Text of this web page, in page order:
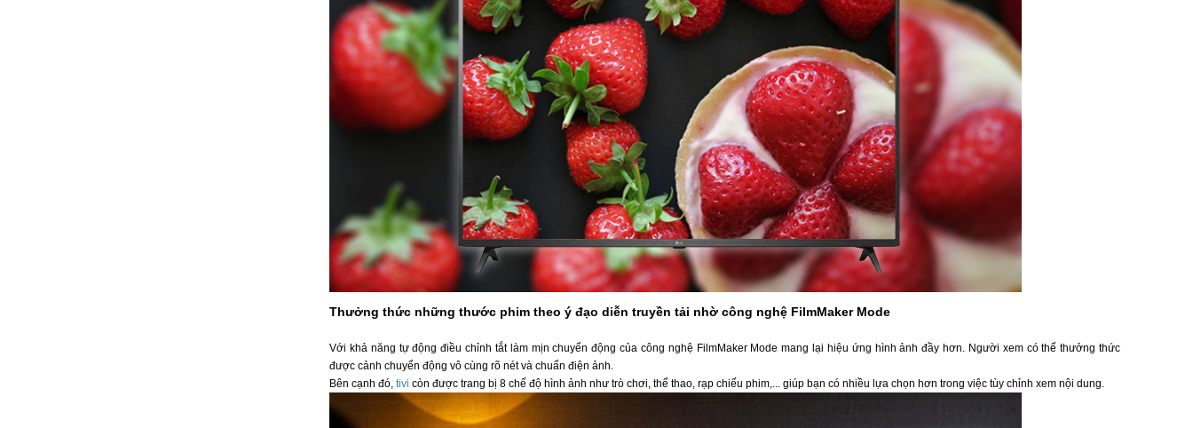
Thưởng thức những thước phim theo ý đạo diễn truyền tải nhờ công nghệ FilmMaker Mode
Với khả năng tự động điều chỉnh tắt làm mịn chuyển động của công nghệ FilmMaker Mode mang lại hiệu ứng hình ảnh đầy hơn. Người xem có thể thưởng thức
được cảnh chuyển động vô cùng rõ nét và chuẩn điện ảnh.
Bên cạnh đó,tivi còn được trang bị 8 chế độ hình ảnh như trò chơi, thể thao, rạp chiếu phim,... giúp bạn có nhiều lựa chọn hơn trong việc tùy chỉnh xem nội dung.